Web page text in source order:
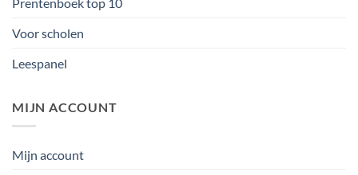
Voor scholen
Leespanel
MIJN ACCOUNT
Mijn account